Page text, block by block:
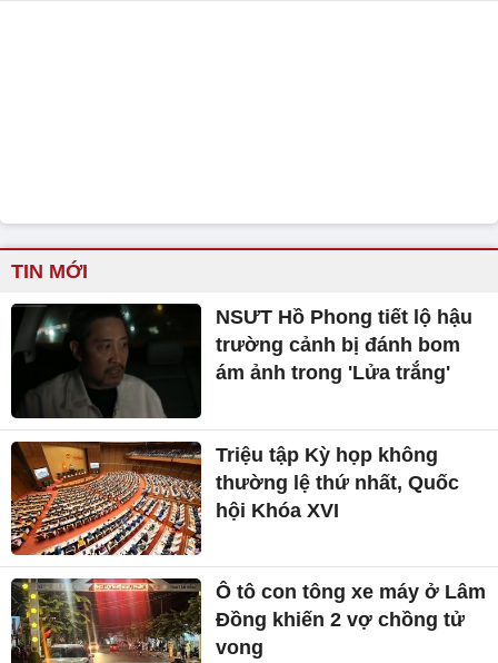
TIN MỚI
NSƯT Hồ Phong tiết lộ hậu
trường cảnh bị đánh bom
ám ảnh trong 'Lửa trắng'
Triệu tập Kỳ họp không
thường lệ thứ nhất, Quốc
hội Khóa XVI
Ô tô con tông xe máy ở Lâm
Đồng khiến 2 vợ chồng tử
vong